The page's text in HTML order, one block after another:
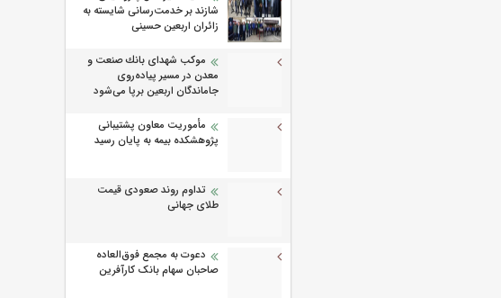
شازند بر خدمت‌رسانی شایسته به
زائران اربعین حسینی
موكب شهدای بانك صنعت و
معدن در مسیر پیاده‌روی
جاماندگان اربعین برپا می‌شود
مأموریت معاون پشتیبانی
پژوهشكده بیمه به پایان رسید
تداوم روند صعودی قیمت
طلای جهانی
دعوت به مجمع فوق‌العاده
صاحبان سهام بانک کارآفرین